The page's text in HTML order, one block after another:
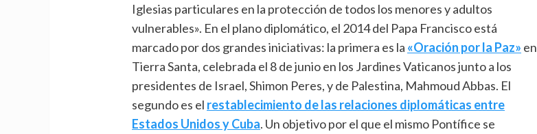
Iglesias particulares en la protección de todos los menores y adultos
vulnerables». En el plano diplomático, el 2014 del Papa Francisco está
marcado por dos grandes iniciativas: la primera es la «Oración por la Paz» en
Tierra Santa, celebrada el 8 de junio en los Jardines Vaticanos junto a los
presidentes de Israel, Shimon Peres, y de Palestina, Mahmoud Abbas. El
segundo es el restablecimiento de las relaciones diplomáticas entre
Estados Unidos y Cuba. Un objetivo por el que el mismo Pontífice se